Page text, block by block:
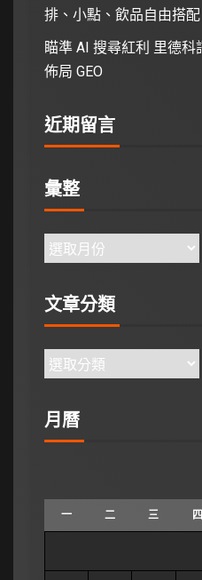
排、小點、飲品自由搭配
瞄準 AI 搜尋紅利 里德
佈局 GEO
近期留言
彙整
文章分類
月曆
一 二 三 四